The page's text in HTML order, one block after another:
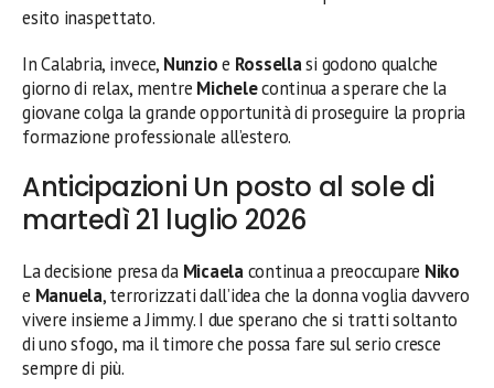
esito inaspettato.
In Calabria, invece, Nunzioe Rossellasi godono qualche
giorno di relax, mentre Michelecontinua a sperare che la
giovane colga la grande opportunità di proseguire la propria
formazione professionale all’estero.
Anticipazioni Un posto al sole di
martedì 21 luglio 2026
La decisione presa da Micaelacontinua a preoccupare Niko
e Manuela, terrorizzati dall’idea che la donna voglia davvero
vivere insieme a Jimmy. I due sperano che si tratti soltanto
di uno sfogo, ma il timore che possa fare sul serio cresce
sempre di più.